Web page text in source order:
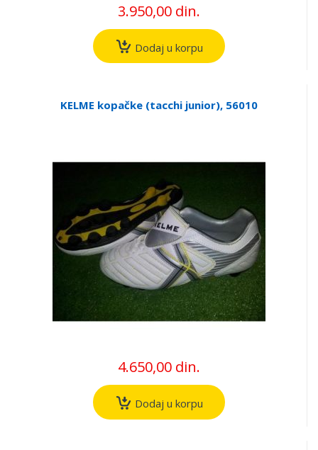
3.950,00 din.
Dodaj u korpu
KELME kopačke (tacchi junior), 56010
4.650,00 din.
Dodaj u korpu